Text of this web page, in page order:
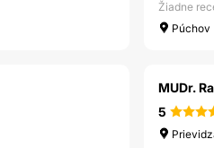
Žiadne
Púchov
MUDr.
5